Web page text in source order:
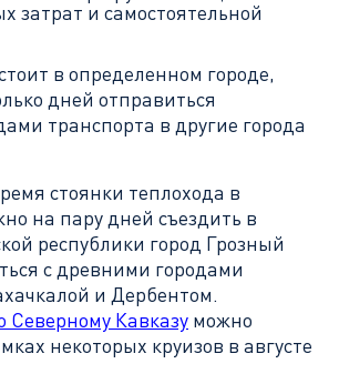
затрат и самостоятельной
в определенном городе,
дней отправиться
транспорта в другие города
стоянки теплохода в
на пару дней съездить в
республики город Грозный
с древними городами
и Дербентом.
Северному Кавказу можно
некоторых круизов в августе